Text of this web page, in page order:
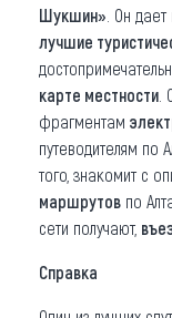
Шукшин» . Он
лучшие
карте местности
фрагментам
путеводителям по
того, знакомит с
маршрутов по
сети получают,
Справка